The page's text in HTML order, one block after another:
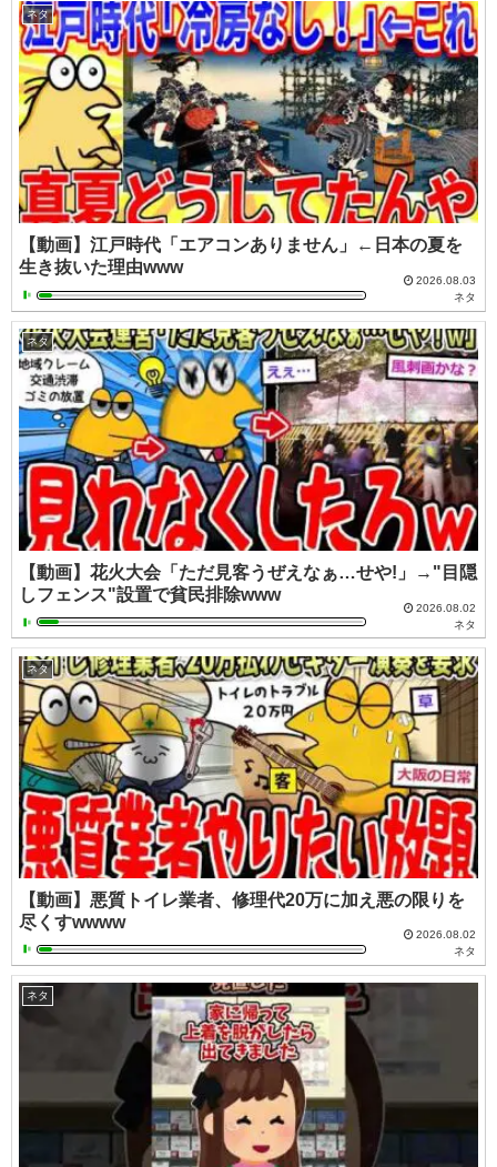
ネタ
【動画】江戸時代「エアコンありません」←日本の夏を
生き抜いた理由www
2026.08.03
ネタ
ネタ
【動画】花火大会「ただ見客うぜえなぁ…せや!」→"目隠
しフェンス"設置で貧民排除www
2026.08.02
ネタ
ネタ
【動画】悪質トイレ業者、修理代20万に加え悪の限りを
尽くすwwww
2026.08.02
ネタ
ネタ